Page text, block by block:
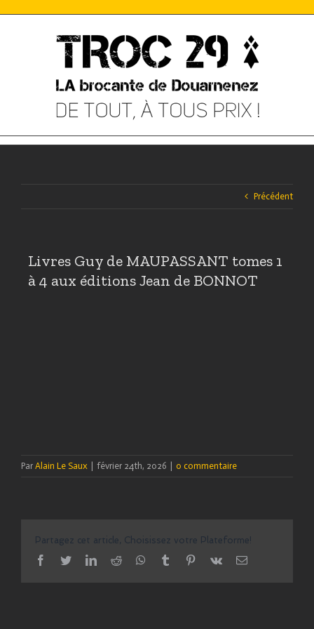
Précédent
Livres Guy de MAUPASSANT tomes 1
à 4 aux éditions Jean de BONNOT
Par Alain Le Saux février 24th, 2026 0 commentaire
Partagez cet article, Choisissez votre Plateforme!
facebook
twitterlinkedinreddit whatsapptumblr pinterest
vk Email